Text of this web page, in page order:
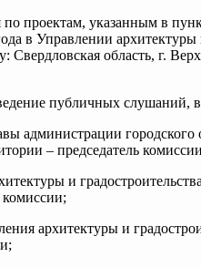
проектам, указанным в
в Управлении
Свердловская область, г.
публичных слушаний,
администрации
– председатель
и
архитектуры и